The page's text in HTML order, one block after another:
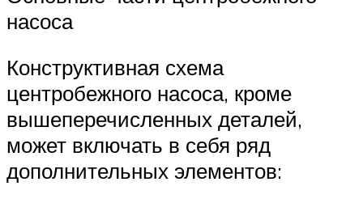
насоса
Конструктивная схема
центробежного насоса, кроме
вышеперечисленных деталей,
может включать в себя ряд
дополнительных элементов: